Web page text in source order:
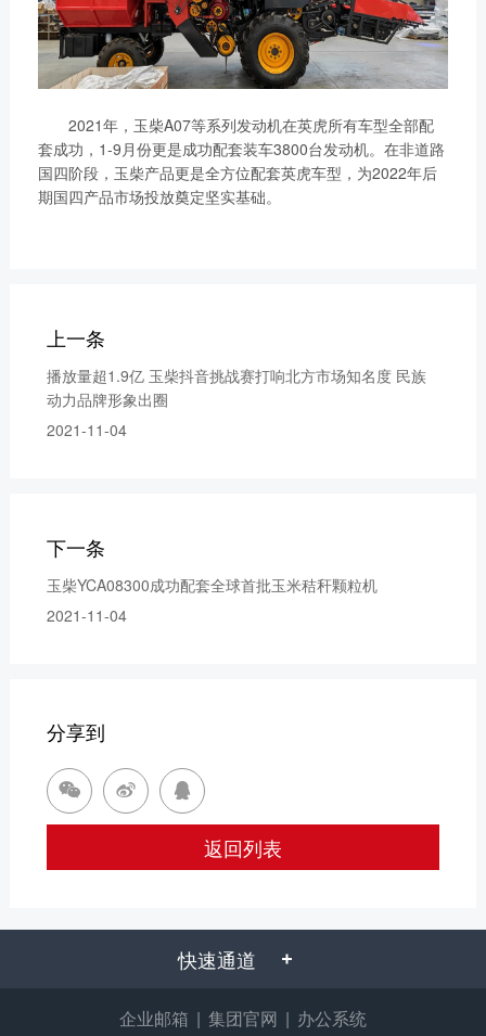
2021年，玉柴A07等系列发动机在英虎所有车型全部配
套成功，1-9月份更是成功配套装车3800台发动机。在非道路
国四阶段，玉柴产品更是全方位配套英虎车型，为2022年后
期国四产品市场投放奠定坚实基础。
上一条
播放量超1.9亿 玉柴抖音挑战赛打响北方市场知名度 民族
动力品牌形象出圈
2021-11-04
下一条
玉柴YCA08300成功配套全球首批玉米秸秆颗粒机
2021-11-04
分享到
  
返回列表
快速通道
企业邮箱 | 集团官网 | 办公系统